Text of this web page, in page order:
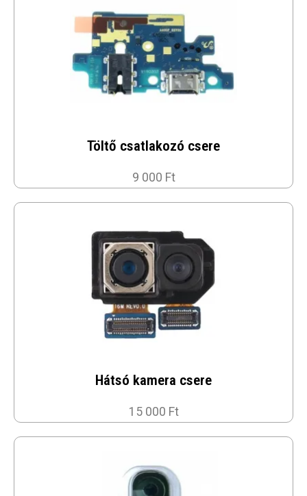
Töltő csatlakozó csere
9 000 Ft
Hátsó kamera csere
15 000 Ft